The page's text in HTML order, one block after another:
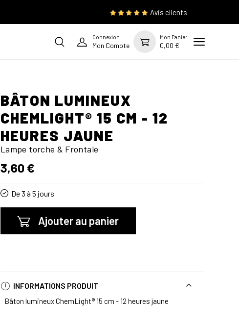
Avis clients
Connexion
Mon Compte
Mon Panier
0,00 €
BÂTON LUMINEUX
CHEMLIGHT® 15 CM - 12
HEURES JAUNE
Lampe torche & Frontale
3,60 €
De 3 à 5 jours
Ajouter au panier
INFORMATIONS PRODUIT
Bâton lumineux ChemLight® 15 cm - 12 heures jaune